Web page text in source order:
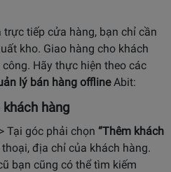
tiếp cửa hàng, bạn chỉ cần
kho. Giao hàng cho khách
Hãy thực hiện theo các
lý bán hàng offline Abit:
hàng
Tại góc phải chọn “Thêm khách
thoại, địa chỉ của khách hàng.
bạn cũng có thể tìm kiếm